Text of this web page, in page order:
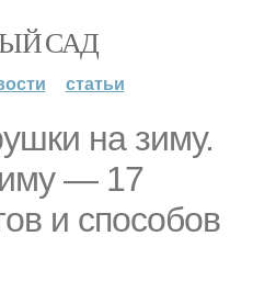
САД
статьи
на зиму.
— 17
и способов